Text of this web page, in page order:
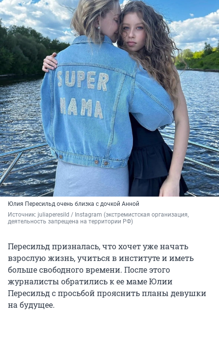
Юлия Пересильд очень близка с дочкой Анной
Источник: juliaperesild / Instagram (экстремистская организация,
деятельность запрещена на территории РФ)
Пересильд призналась, что хочет уже начать
взрослую жизнь, учиться в институте и иметь
больше свободного времени. После этого
журналисты обратились к ее маме Юлии
Пересильд с просьбой прояснить планы девушки
на будущее.